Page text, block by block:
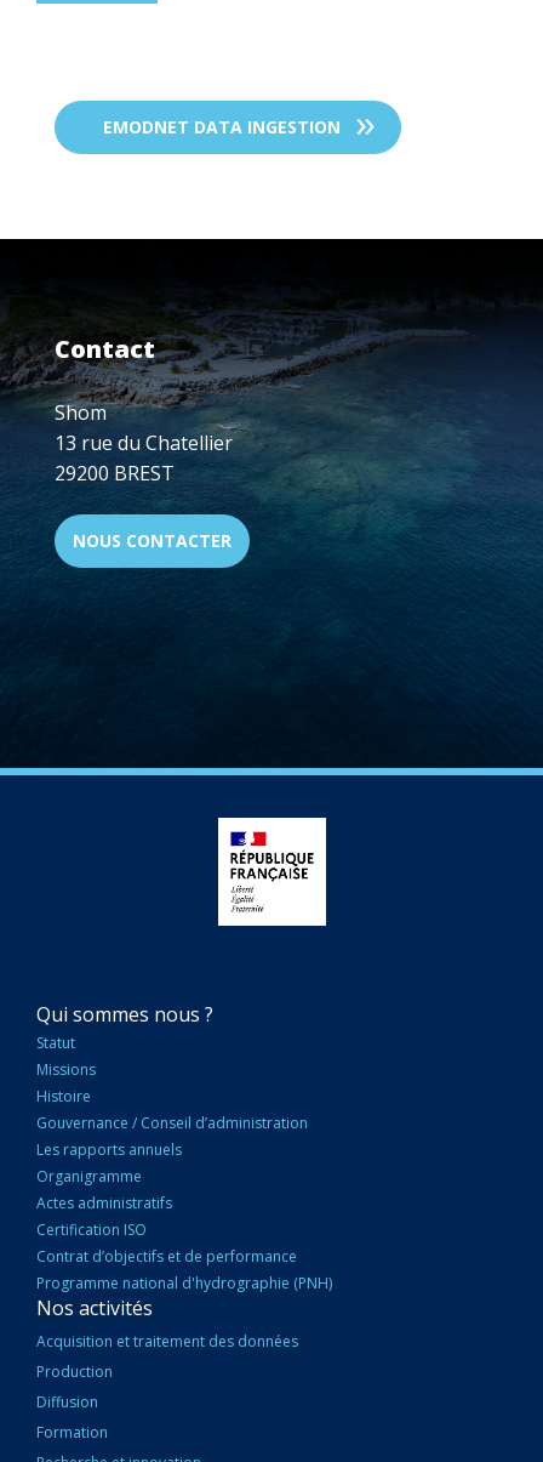
EMODNET DATA INGESTION
Contact
Shom
13 rue du Chatellier
29200 BREST
NOUS CONTACTER
NAVIGATION
PRINCIPALE
Qui sommes nous ?
Statut
Missions
Histoire
Gouvernance / Conseil d’administration
Les rapports annuels
Organigramme
Actes administratifs
Certification ISO
Contrat d’objectifs et de performance
Programme national d'hydrographie (PNH)
Nos activités
Acquisition et traitement des données
Production
Diffusion
Formation